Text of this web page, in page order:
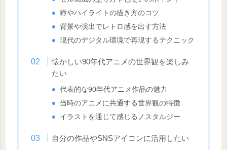
瞳やハイライトの描き方のコツ
背景や演出でレトロ感を出す方法
現代のデジタル環境で再現するテクニック
懐かしい90年代アニメの世界観を楽しみ
たい
代表的な90年代アニメ作品の魅力
当時のアニメに共通する世界観の特徴
イラストを通じて感じるノスタルジー
自分の作品やSNSアイコンに活用したい